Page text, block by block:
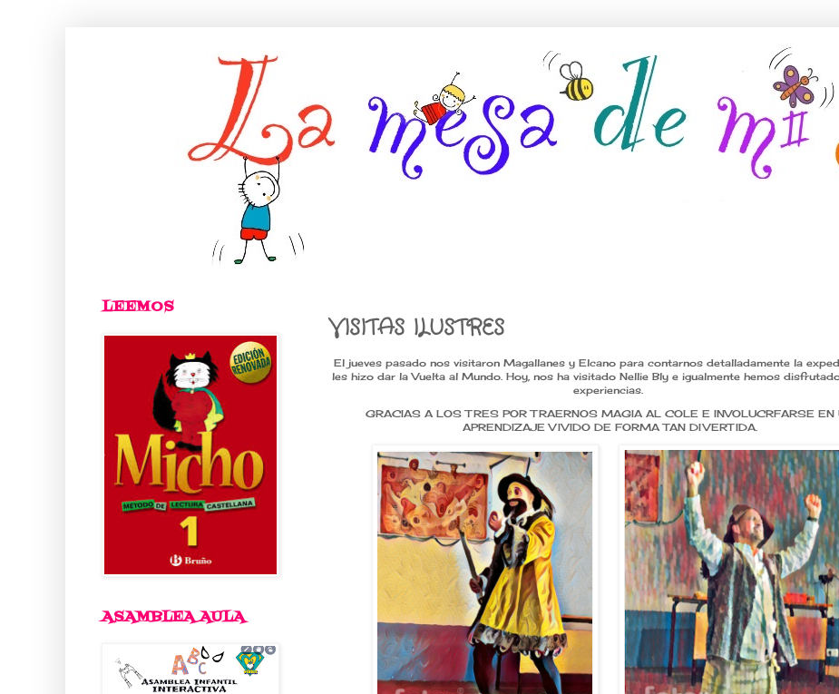
VISITAS ILUSTRES
El jueves pasado nos visitaron Magallanes y Elcano para contarnos detalladamente la
les hizo dar la Vuelta al Mundo. Hoy, nos ha visitado Nellie Bly e igualmente hemos
experiencias.
GRACIAS A LOS TRES POR TRAERNOS MAGIA AL COLE E INVOLUCRFARSE EN
APRENDIZAJE VIVIDO DE FORMA TAN DIVERTIDA.
LEEMOS
ASAMBLEA AULA